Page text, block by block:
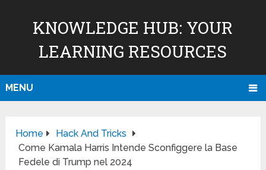
KNOWLEDGE HUB: YOUR
LEARNING RESOURCES
MENU
Home
Hack And Tricks
Come Kamala Harris Intende Sconfiggere la Base
Fedele di Trump nel 2024